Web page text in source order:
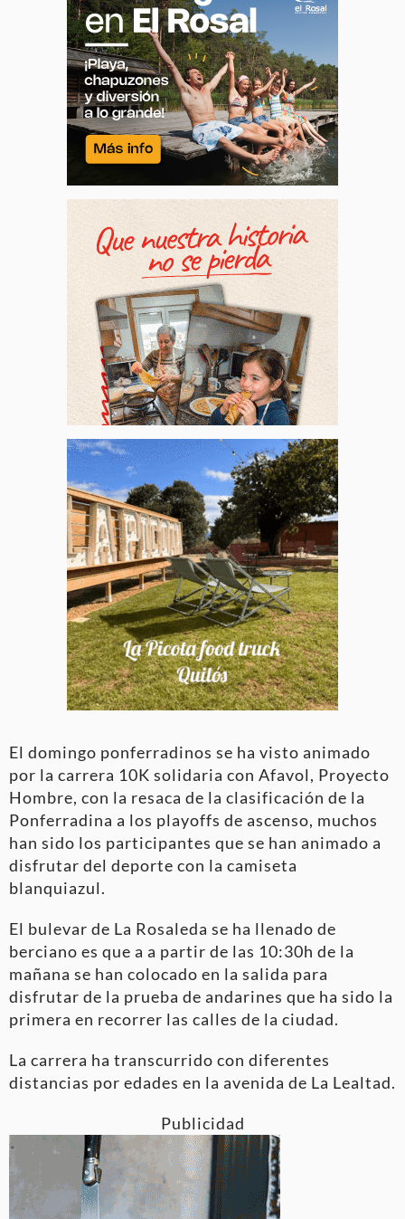
El domingo ponferradinos se ha visto animado
por la carrera 10K solidaria con Afavol, Proyecto
Hombre, con la resaca de la clasificación de la
Ponferradina a los playoffs de ascenso, muchos
han sido los participantes que se han animado a
disfrutar del deporte con la camiseta
blanquiazul.
El bulevar de La Rosaleda se ha llenado de
berciano es que a a partir de las 10:30h de la
mañana se han colocado en la salida para
disfrutar de la prueba de andarines que ha sido la
primera en recorrer las calles de la ciudad.
La carrera ha transcurrido con diferentes
distancias por edades en la avenida de La Lealtad.
Publicidad